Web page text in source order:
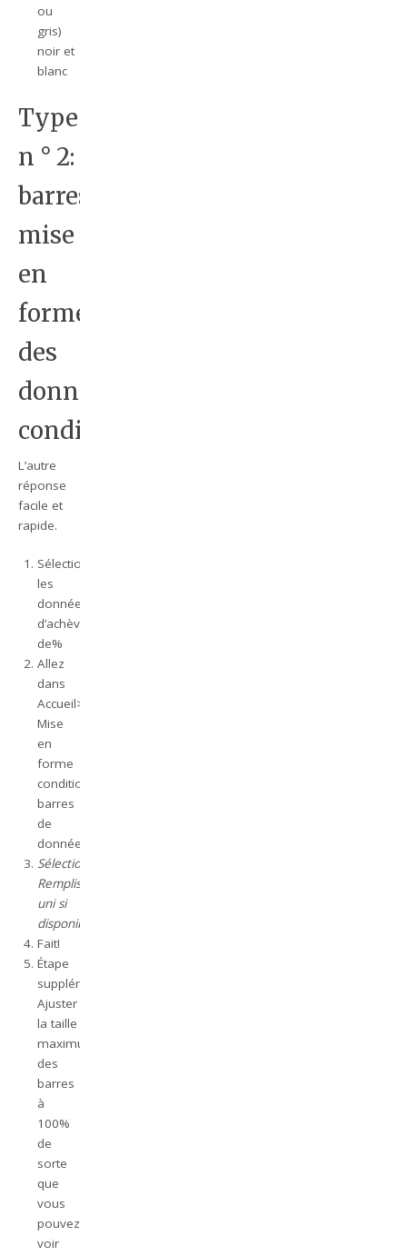
ou
gris)
noir et
blanc
Type
n ° 2:
barres
mise
en
forme
des
données
conditionnelles.
L’autre
réponse
facile et
rapide.
Sélectionnez
les
données
d’achèvement
de%
Allez
dans
Accueil>
Mise
en
forme
conditionnelle>
barres
de
données
Sélectionnez
Remplissage
uni si
disponible.
Fait!
Étape
supplémentaire:
Ajuster
la taille
maximum
des
barres
à
100%
de
sorte
que
vous
pouvez
voir